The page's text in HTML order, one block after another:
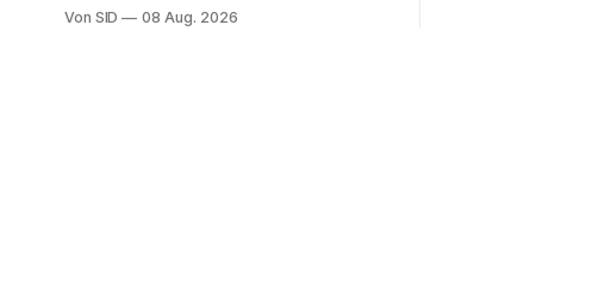
Von SID 08 Aug. 2026